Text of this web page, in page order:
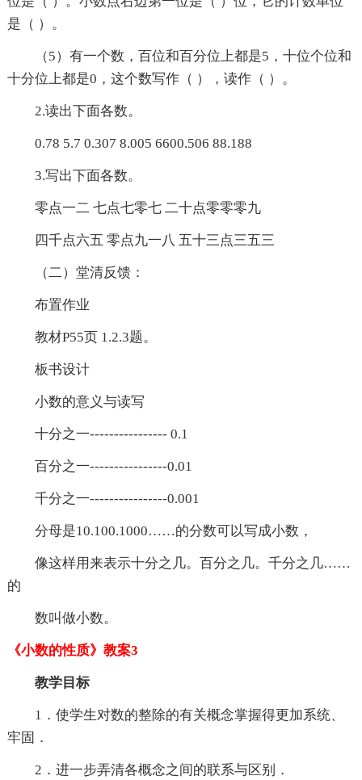
是（ ）。
（5）有一个数，百位和百分位上都是5，十位个位和
十分位上都是0，这个数写作（ ），读作（ ）。
2.读出下面各数。
0.78 5.7 0.307 8.005 6600.506 88.188
3.写出下面各数。
零点一二 七点七零七 二十点零零零九
四千点六五 零点九一八 五十三点三五三
（二）堂清反馈：
布置作业
教材P55页 1.2.3题。
板书设计
小数的意义与读写
十分之一---------------- 0.1
百分之一----------------0.01
千分之一----------------0.001
分母是10.100.1000……的分数可以写成小数，
像这样用来表示十分之几。百分之几。千分之几……
的
数叫做小数。
《小数的性质》教案3
教学目标
1．使学生对数的整除的有关概念掌握得更加系统、
牢固．
2．进一步弄清各概念之间的联系与区别．